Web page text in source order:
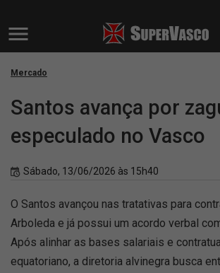
Mercado
Santos avança por
especulado no Vasco
Sábado, 13/06/2026 às 15h40
O Santos avançou nas tratativas para
Arboleda e já possui um acordo verbal
Após alinhar as bases salariais e
equatoriano, a diretoria alvinegra busca